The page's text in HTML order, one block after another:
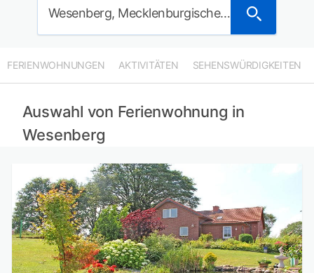
Wesenberg, Mecklenburgische Seenplatte, Deutschland
FERIENWOHNUNGEN AKTIVITÄTEN SEHENSWÜRDIGKEITEN
Auswahl von Ferienwohnung in
Wesenberg